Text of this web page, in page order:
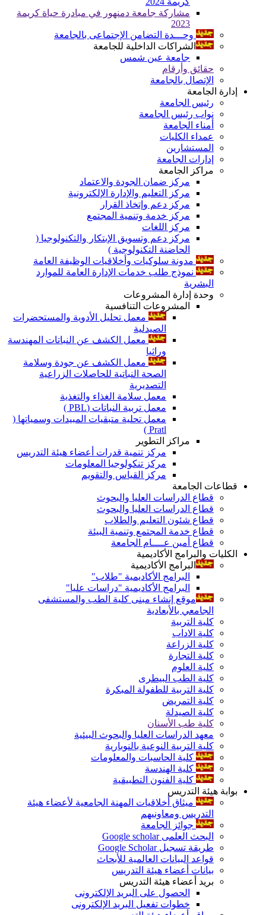
مشاركة جامعة دمنهور في مبادرة حياة كريمة
2023
وحـــدة التضامن الإجتماعى بالجامعة
الشراكات الداخلية للجامعة
جامعة عين شمس
حقائق وأرقام
الإتصال بالجامعة
إدارة الجامعة
رئيس الجامعة
نواب رئيس الجامعة
أمناء الجامعة
عمداء الكليات
المستشارين
إدارات الجامعة
مراكز الجامعة
مركز ضمان الجودة والاعتماد
مركز التعليم والإدارة الإلكترونية
مركز دعم وإتخاذ القرار
مركز خدمة وتنمية المجتمع
مركز اللغات
مركز دعم وتسويق الإبتكار والتكنولوجيا (
الحاضنة التكنولوجية )
مدونة سلوكيات وأخلاقيات الوظيفة العامة
نموذج طلب خدمات الإدارة العامة للموارد
البشرية
وحدة إدارة المشروعات
المشروعات التنافسية
معمل تحليل الأدوية والمستحضرات
الصيدلية
معمل الكشف عن النباتات المهندسة
وراثيا
معمل الكشف عن جودة وسلامة
الصحة النباتية للحاصلات الزراعية
التصديرية
معمل سلامة الغذاء والتغذية
معمل تربية النباتات (PBL )
معمل تحلية متبقيات المبيدات وسمياتها (
Pratl )
مراكز التطوير
مركز تنمية قدرات أعضاء هيئة التدريس
مركز تنكولوجيا المعلومات
مركز القياس والتقويم
قطاعات الجامعة
قطاع الدراسات العليا والبحوث
قطاع الدراسات العليا والبحوث
قطاع شئون التعليم والطلاب
قطاع خدمة المجتمع وتنمية البيئة
قطاع أمين عــــام الجامعة
الكليات والبرامج الأكاديمية
البرامج الأكاديمية
البرامج الأكاديمية "طلاب"
البرامج الأكاديمية "دراسات عليا"
موقع إنشاء مبنى كلية الطب والمستشفى
الجامعي بالأبعادية
كلية التربية
كلية الاداب
كلية الزراعة
كلية التجارة
كلية العلوم
كلية الطب البيطرى
كلية التربية للطفولة المبكرة
كلية التمريض
كلية الصيدلة
كلية طب الأسنان
معهد الدراسات العليا والبحوث البيئية
كلية التربية النوعية بالنوبارية
كلية الحاسبات والمعلومات
كلية الهندسة
كلية الفنون التطبيقية
بوابة هيئة التدريس
ميثاق أخلاقيات المهنة الجامعية لأعضاء هيئة
التدريس ومعاونيهم
جوائز الجامعة
البحث العلمى Google scholar
طريقة تسجيل Google Scholar
قواعد البيانات العالمية للأبحاث
بيانات أعضاء هيئة التدريس
بريد أعضاء هيئة التدريس
الحصول على البريد الإلكترونى
خطوات تفعيل البريد الإلكترونى